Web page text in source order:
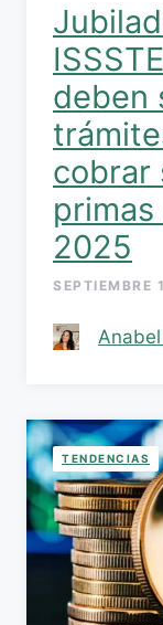
deben
cobrar
2025
SEPTIEMBRE
TENDENCIAS